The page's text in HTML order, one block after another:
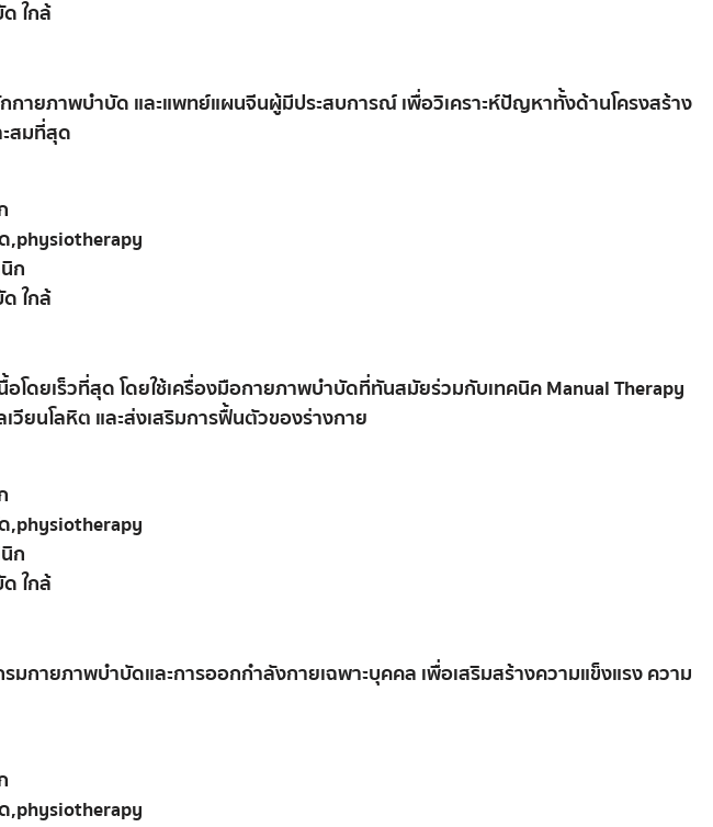
กายภาพบำบัด และแพทย์แผนจีนผู้มีประสบการณ์เพื่อวิเคราะห์ปัญหาทั้งด้านโครงสร้าง
สมที่สุด
อโดยเร็วที่สุดโดยใช้เครื่องมือกายภาพบำบัดที่ทันสมัยร่วมกับเทคนิคManualTherapy
เวียนโลหิต และส่งเสริมการฟื้นตัวของร่างกาย
รมกายภาพบำบัดและการออกกำลังกายเฉพาะบุคคล เพื่อเสริมสร้างความแข็งแรงความ